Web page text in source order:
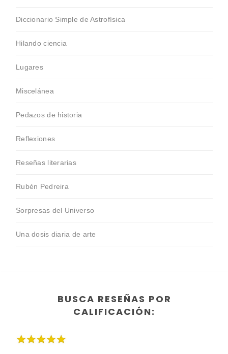
Diccionario Simple de Astrofísica
Hilando ciencia
Lugares
Miscelánea
Pedazos de historia
Reflexiones
Reseñas literarias
Rubén Pedreira
Sorpresas del Universo
Una dosis diaria de arte
BUSCA RESEÑAS POR
CALIFICACIÓN: